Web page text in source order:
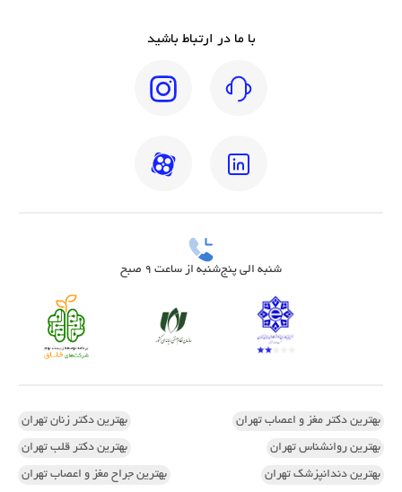
با ما در ارتباط باشید
شنبه الی پنج‌شنبه از ساعت 9 صبح
بهترین دکتر مغز و اعصاب تهران بهترین دکتر زنان تهران
بهترین روانشناس تهران بهترین دکتر قلب تهران
بهترین دندانپزشک تهران بهترین جراح مغز و اعصاب تهران